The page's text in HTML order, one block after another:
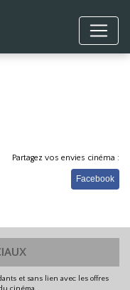
Partagez vos envies cinéma :
Facebook
et sans lien avec les offres